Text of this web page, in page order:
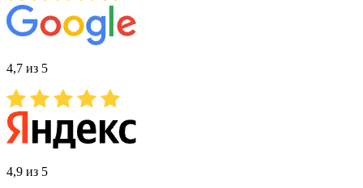
4,7 из 5
4,9 из 5